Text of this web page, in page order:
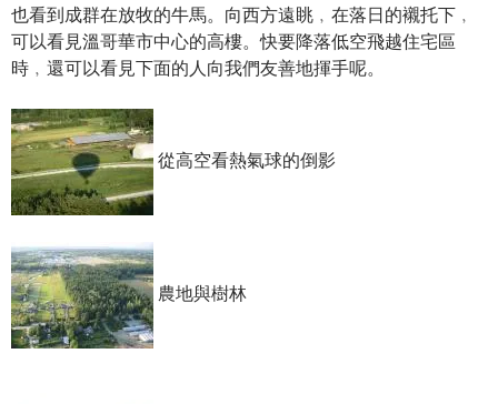
也看到成群在放牧的牛馬。向西方遠眺﹐在落日的襯托下﹐
可以看見溫哥華市中心的高樓。快要降落低空飛越住宅區
時﹐還可以看見下面的人向我們友善地揮手呢。
從高空看熱氣球的倒影
農地與樹林